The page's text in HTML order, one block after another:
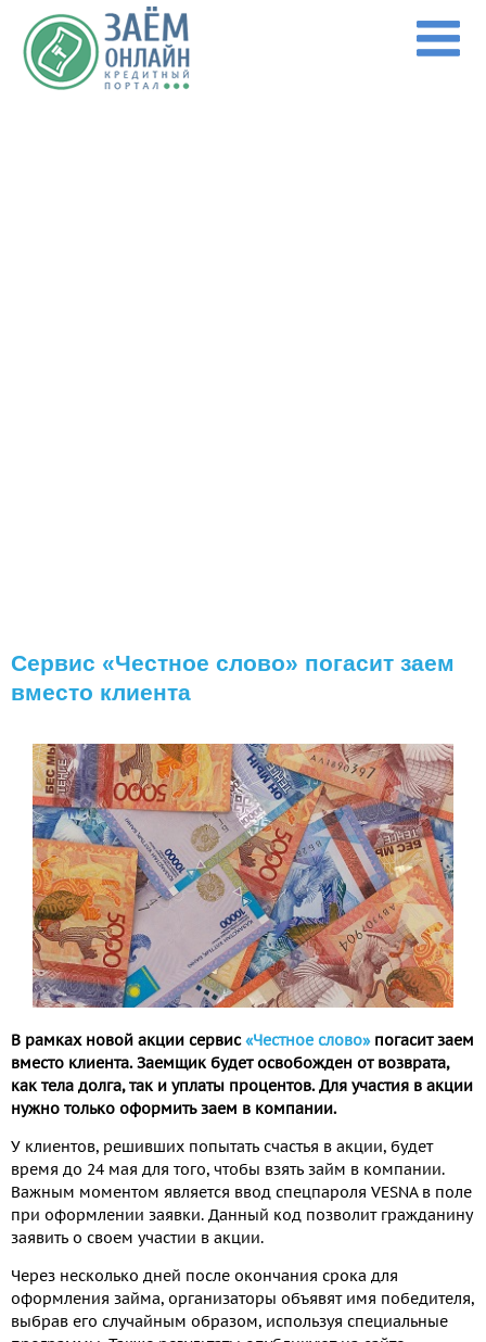
Перейти к основному содержанию
Сервис «Честное слово» погасит заем
вместо клиента
В рамках новой акции сервис«Честное слово»погасит заем
вместо клиента. Заемщик будет освобожден от возврата,
как тела долга, так и уплаты процентов. Для участия в акции
нужно только оформить заем в компании.
У клиентов, решивших попытать счастья в акции, будет
время до 24 мая для того, чтобы взять займ в компании.
Важным моментом является ввод спецпароля VESNA в поле
при оформлении заявки. Данный код позволит гражданину
заявить о своем участии в акции.
Через несколько дней после окончания срока для
оформления займа, организаторы объявят имя победителя,
выбрав его случайным образом, используя специальные